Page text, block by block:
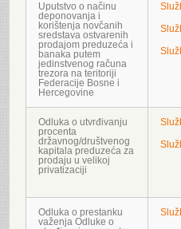
Uputstvo o načinu
deponovanja i
korištenja novčanih
sredstava ostvarenih
prodajom preduzeća i
banaka putem
jedinstvenog računa
trezora na teritoriji
Federacije Bosne i
Hercegovine
Odluka o utvrđivanju
procenta
državnog/društvenog
kapitala preduzeća za
prodaju u velikoj
privatizaciji
Odluka o prestanku
važenja Odluke o